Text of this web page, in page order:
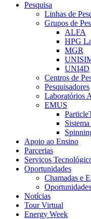
Pesquisa
Linhas de
Grupos de
ALFA
HPG
MGR
UNI4D
Centros de
Pesquisadores
Laboratórios
EMUS
Apoio ao Ensino
Parcerias
Serviços
Oportunidades
Chamadas e
Notícias
Tour Virtual
Energy Week